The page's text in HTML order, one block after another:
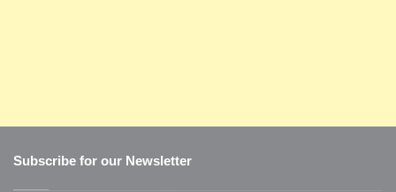
Subscribe for our Newsletter